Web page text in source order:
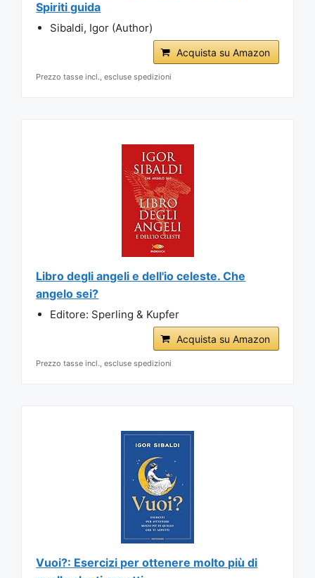
Spiriti guida
Sibaldi, Igor (Author)
Acquista su Amazon
Prezzo tasse incl., escluse spedizioni
Libro degli angeli e dell'io celeste. Che
angelo sei?
Editore: Sperling & Kupfer
Acquista su Amazon
Prezzo tasse incl., escluse spedizioni
Vuoi?: Esercizi per ottenere molto più di